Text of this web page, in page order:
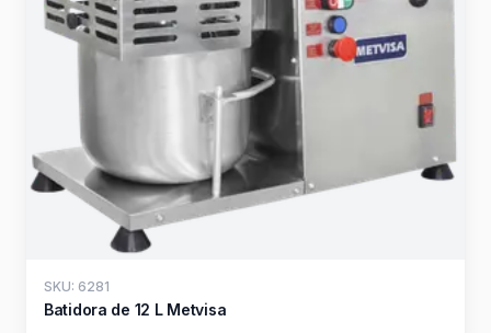
SKU: 6281
Batidora de 12 L Metvisa